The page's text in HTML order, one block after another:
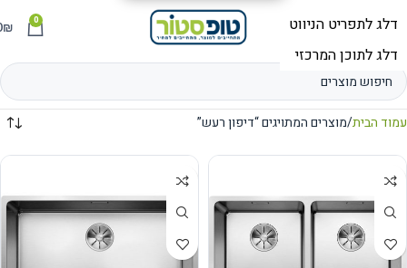
תפריט 0
₪
עמוד הבית מוצרים המתויגים “דיפון רעש”